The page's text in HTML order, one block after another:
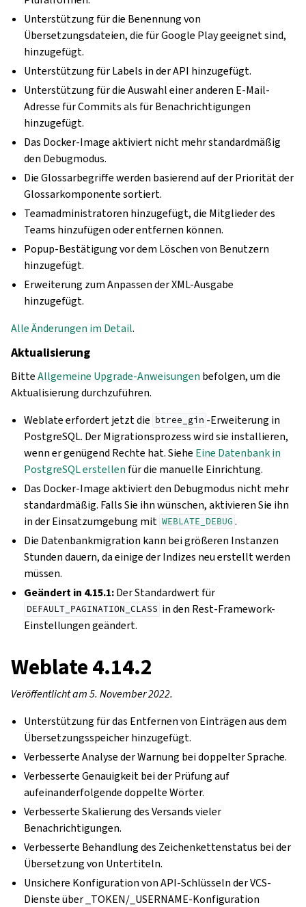
Unterstützung für die Benennung von
Übersetzungsdateien, die für Google Play geeignet sind,
hinzugefügt.
Unterstützung für Labels in der API hinzugefügt.
Unterstützung für die Auswahl einer anderen E-Mail-
Adresse für Commits als für Benachrichtigungen
hinzugefügt.
Das Docker-Image aktiviert nicht mehr standardmäßig
den Debugmodus.
Die Glossarbegriffe werden basierend auf der Priorität der
Glossarkomponente sortiert.
Teamadministratoren hinzugefügt, die Mitglieder des
Teams hinzufügen oder entfernen können.
Popup-Bestätigung vor dem Löschen von Benutzern
hinzugefügt.
Erweiterung zum Anpassen der XML-Ausgabe
hinzugefügt.
Alle Änderungen im Detail.
Aktualisierung
BitteAllgemeine Upgrade-Anweisungen befolgen, um die
Aktualisierung durchzuführen.
Weblate erfordert jetzt die btree_gin -Erweiterung in
PostgreSQL. Der Migrationsprozess wird sie installieren,
wenn er genügend Rechte hat. Siehe Eine Datenbank in
PostgreSQL erstellen für die manuelle Einrichtung.
Das Docker-Image aktiviert den Debugmodus nicht mehr
standardmäßig. Falls Sie ihn wünschen, aktivieren Sie ihn
in der Einsatzumgebung mit WEBLATE_DEBUG .
Die Datenbankmigration kann bei größeren Instanzen
Stunden dauern, da einige der Indizes neu erstellt werden
müssen.
Geändert in 4.15.1:Der Standardwert für
DEFAULT_PAGINATION_CLASS in den Rest-Framework-
Einstellungen geändert.
Weblate 4.14.2
Veröffentlicht am 5. November 2022.
Unterstützung für das Entfernen von Einträgen aus dem
Übersetzungsspeicher hinzugefügt.
Verbesserte Analyse der Warnung bei doppelter Sprache.
Verbesserte Genauigkeit bei der Prüfung auf
aufeinanderfolgende doppelte Wörter.
Verbesserte Skalierung des Versands vieler
Benachrichtigungen.
Verbesserte Behandlung des Zeichenkettenstatus bei der
Übersetzung von Untertiteln.
Unsichere Konfiguration von API-Schlüsseln der VCS-
Dienste über _TOKEN/_USERNAME-Konfiguration